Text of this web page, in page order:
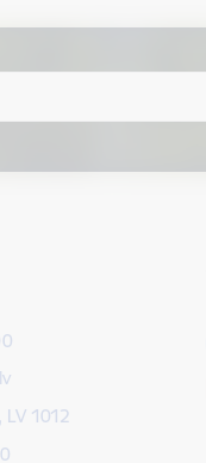
1012